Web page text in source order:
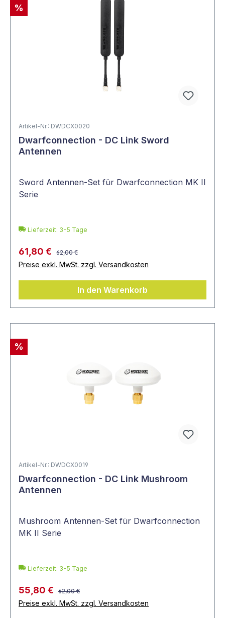
%
Artikel-Nr.: DWDCX0020
Dwarfconnection - DC Link Sword
Antennen
Sword Antennen-Set für Dwarfconnection MK II
Serie
Lieferzeit: 3-5 Tage
61,80 € 62,00 €
Preise exkl. MwSt. zzgl. Versandkosten
In den Warenkorb
%
Artikel-Nr.: DWDCX0019
Dwarfconnection - DC Link Mushroom
Antennen
Mushroom Antennen-Set für Dwarfconnection
MK II Serie
Lieferzeit: 3-5 Tage
55,80 € 62,00 €
Preise exkl. MwSt. zzgl. Versandkosten